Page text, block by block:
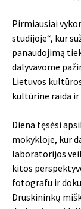
Pirmiausiai
studijoje“, kur
panaudojimą
dalyvavome
Lietuvos
kultūrine raida
Diena tęsėsi
mokykloje, kur
laboratorijos
kitos
fotografu ir
Druskininkų